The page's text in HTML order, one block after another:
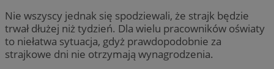
Nie wszyscy jednak się spodziewali, że strajk będzie
trwał dłużej niż tydzień. Dla wielu pracowników oświaty
to niełatwa sytuacja, gdyż prawdopodobnie za
strajkowe dni nie otrzymają wynagrodzenia.